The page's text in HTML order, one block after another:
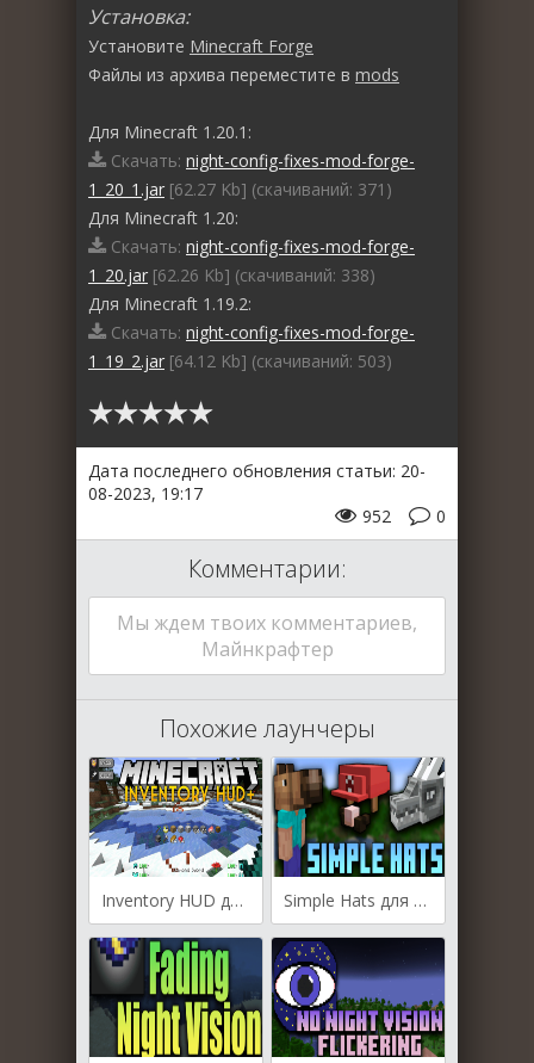
Установка:
Установите Minecraft Forge
Файлы из архива переместите в mods
Для Minecraft 1.20.1:
Скачать: night-config-fixes-mod-forge-
1_20_1.jar [62.27 Kb] (cкачиваний: 371)
Для Minecraft 1.20:
Скачать: night-config-fixes-mod-forge-
1_20.jar [62.26 Kb] (cкачиваний: 338)
Для Minecraft 1.19.2:
Скачать: night-config-fixes-mod-forge-
1_19_2.jar [64.12 Kb] (cкачиваний: 503)
Дата последнего обновления статьи: 20-
08-2023, 19:17
0
952
Комментарии:
Мы ждем твоих комментариев,
Майнкрафтер
Похожие лаунчеры
Inventory HUD для Майнкрафт [1.20.1, 1.20, 1.19.4] Simple Hats для Майнкрафт [1.20.1, 1.20, 1.19.4]